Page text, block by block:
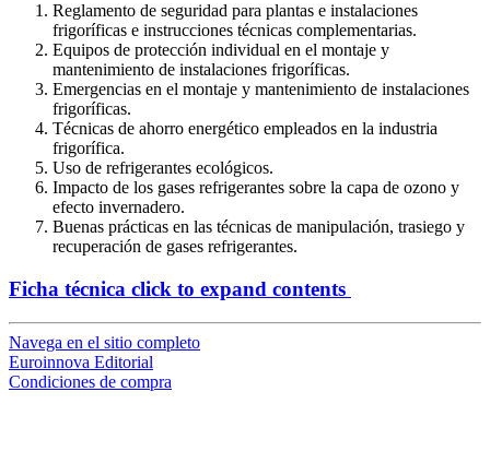
Reglamento de seguridad para plantas e instalaciones
frigoríficas e instrucciones técnicas complementarias.
Equipos de protección individual en el montaje y
mantenimiento de instalaciones frigoríficas.
Emergencias en el montaje y mantenimiento de instalaciones
frigoríficas.
Técnicas de ahorro energético empleados en la industria
frigorífica.
Uso de refrigerantes ecológicos.
Impacto de los gases refrigerantes sobre la capa de ozono y
efecto invernadero.
Buenas prácticas en las técnicas de manipulación, trasiego y
recuperación de gases refrigerantes.
Ficha técnica click to expand contents
Navega en el sitio completo
Euroinnova Editorial
Condiciones de compra